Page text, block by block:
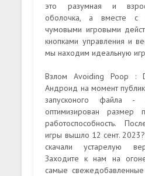
это разумная и
оболочка, а вместе с
чумовыми игровыми
кнопками управления и
мы находим идеальную
Взлом Avoiding Poop :
Андроид на момент
запусконого файла
оптимизирован размер
работоспособность.
игры вышло 12 сент.
скачали устарелую
Заходите к нам на
самые